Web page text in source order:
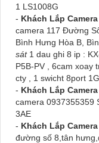
1 LS1008G
- Khách Lắp
camera 117 Đường
Bình Hưng Hòa B,
sát 1 dau ghi 8 ip :
P5B-PV , 6cam xoay
cty , 1 swicht 8port
- Khách Lắp
camera 0937355359
3AE
- Khách Lắp
đường số 8,tân